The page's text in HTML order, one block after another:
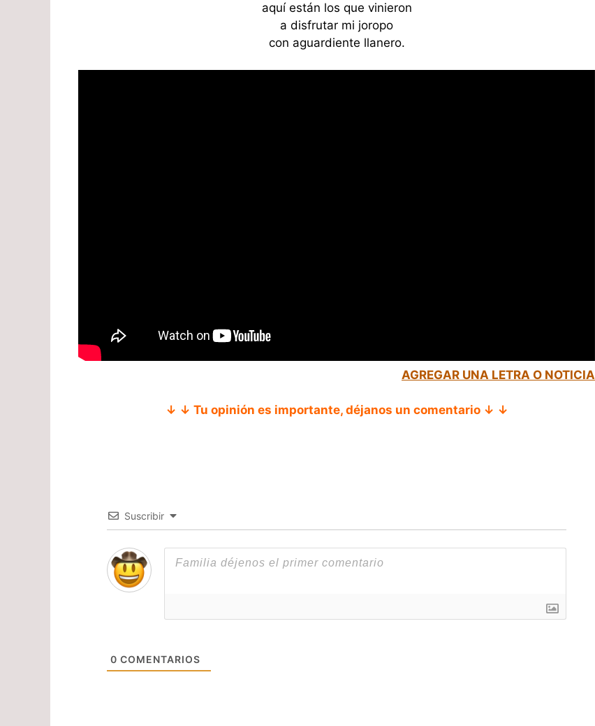
aquí están los que vinieron
a disfrutar mi joropo
con aguardiente llanero.
AGREGAR UNA LETRA O NOTICIA
↓ ↓ Tu opinión es importante, déjanos un comentario ↓ ↓
Suscribir
0 COMENTARIOS